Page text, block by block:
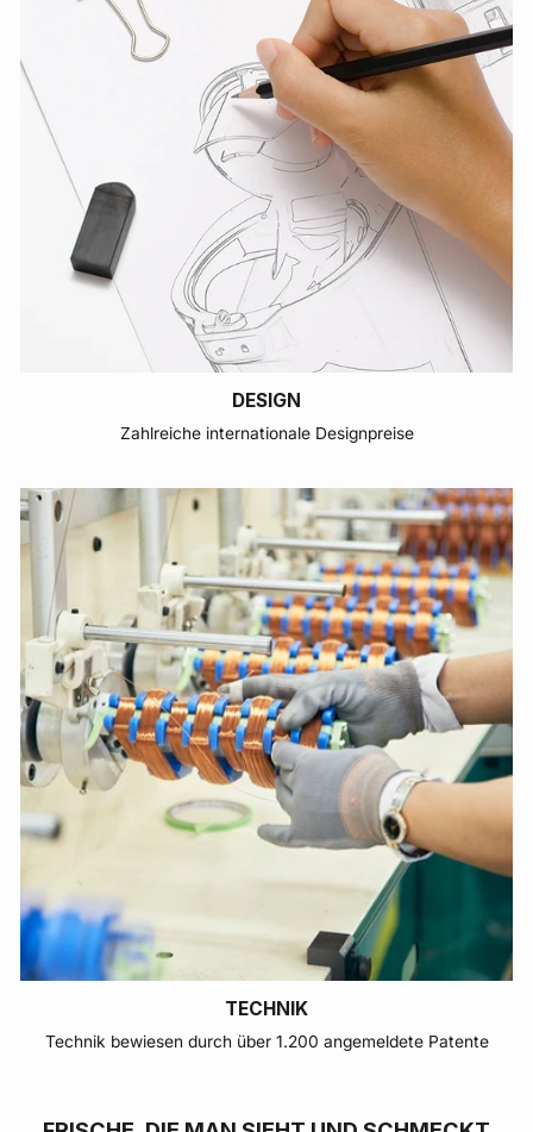
DESIGN
Zahlreiche internationale Designpreise
TECHNIK
Technik bewiesen durch über 1.200 angemeldete Patente